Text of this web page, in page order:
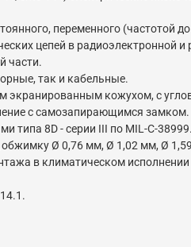
переменного (частотой
цепей в радиоэлектронной
части.
так и кабельные.
экранированным кожухом, с
с самозапирающимся замком.
типа 8D - серии III по MIL-C-38999.
Ø 0,76 мм, Ø 1,02 мм, Ø
в климатическом